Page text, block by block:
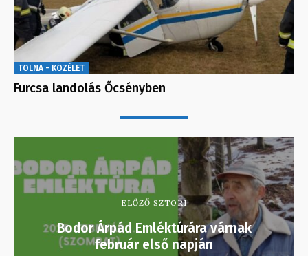
TOLNA - KÖZÉLET
Furcsa landolás Őcsényben
ELŐZŐ SZTORI
Bodor Árpád Emléktúrára várnak
február első napján